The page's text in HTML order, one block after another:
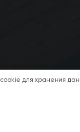
для хранения